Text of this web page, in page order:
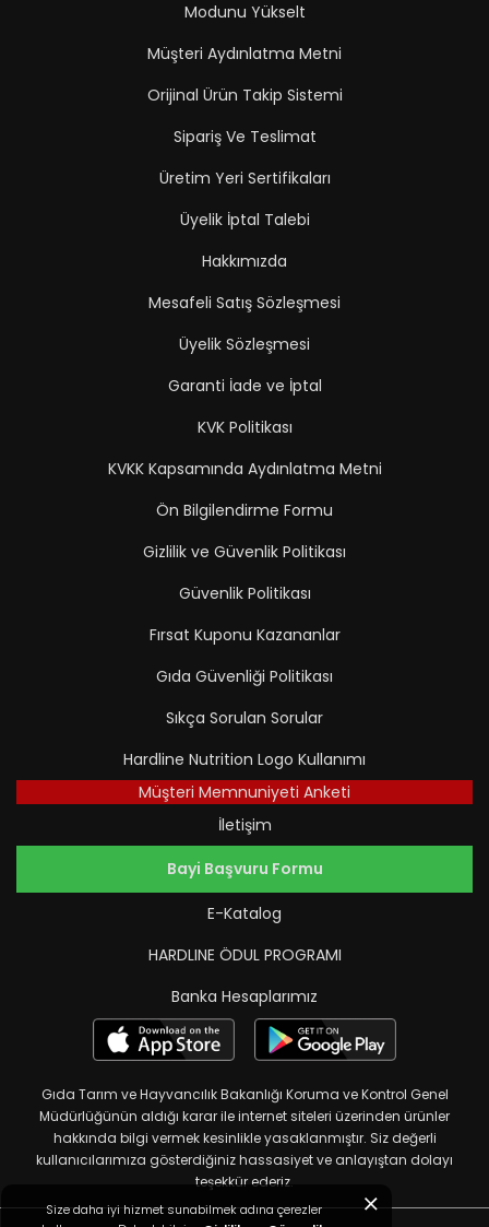
Size daha iyi hizmet sunabilmek adına çerezler
Modunu Yükselt
Müşteri Aydınlatma Metni
Orijinal Ürün Takip Sistemi
Sipariş Ve Teslimat
Üretim Yeri Sertifikaları
Üyelik İptal Talebi
Hakkımızda
Mesafeli Satış Sözleşmesi
Üyelik Sözleşmesi
Garanti İade ve İptal
KVK Politikası
KVKK Kapsamında Aydınlatma Metni
Ön Bilgilendirme Formu
Gizlilik ve Güvenlik Politikası
Güvenlik Politikası
Fırsat Kuponu Kazananlar
Gıda Güvenliği Politikası
Sıkça Sorulan Sorular
Hardline Nutrition Logo Kullanımı
Müşteri Memnuniyeti Anketi
İletişim
Bayi Başvuru Formu
E-Katalog
HARDLINE ÖDUL PROGRAMI
Banka Hesaplarımız
Gıda Tarım ve Hayvancılık Bakanlığı Koruma ve Kontrol Genel
Müdürlüğünün aldığı karar ile internet siteleri üzerinden ürünler
hakkında bilgi vermek kesinlikle yasaklanmıştır. Siz değerli
kullanıcılarımıza gösterdiğiniz hassasiyet ve anlayıştan dolayı
teşekkür ederiz.